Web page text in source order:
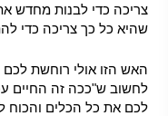
צריכה כדי לבנות מחדש
שהיא כל כך צריכה כדי
האש הזו אולי רוחשת
לחשוב ש"ככה זה החיים
לכם את כל הכלים